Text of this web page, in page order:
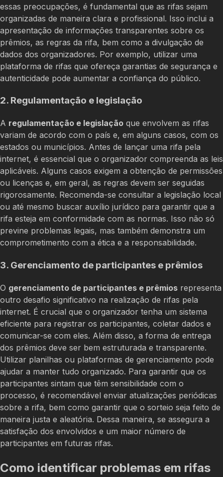
essas preocupações, é fundamental que as rifas sejam
organizadas de maneira clara e profissional. Isso inclui a
apresentação de informações transparentes sobre os
prêmios, as regras da rifa, bem como a divulgação de
dados dos organizadores. Por exemplo, utilizar uma
plataforma de rifas que ofereça garantias de segurança e
autenticidade pode aumentar a confiança do público.
2. Regulamentação e legislação
A regulamentação e legislação que envolvem as rifas
variam de acordo com o país e, em alguns casos, com os
estados ou municípios. Antes de lançar uma rifa pela
internet, é essencial que o organizador compreenda as leis
aplicáveis. Alguns casos exigem a obtenção de permissões
ou licenças e, em geral, as regras devem ser seguidas
rigorosamente. Recomenda-se consultar a legislação local
ou até mesmo buscar auxílio jurídico para garantir que a
rifa esteja em conformidade com as normas. Isso não só
previne problemas legais, mas também demonstra um
comprometimento com a ética e a responsabilidade.
3. Gerenciamento de participantes e prêmios
O gerenciamento de participantes e prêmios representa
outro desafio significativo na realização de rifas pela
internet. É crucial que o organizador tenha um sistema
eficiente para registrar os participantes, coletar dados e
comunicar-se com eles. Além disso, a forma de entrega
dos prêmios deve ser bem estruturada e transparente.
Utilizar planilhas ou plataformas de gerenciamento pode
ajudar a manter tudo organizado. Para garantir que os
participantes sintam que têm sensibilidade com o
processo, é recomendável enviar atualizações periódicas
sobre a rifa, bem como garantir que o sorteio seja feito de
maneira justa e aleatória. Dessa maneira, se assegura a
satisfação dos envolvidos e um maior número de
participantes em futuras rifas.
Como identificar problemas em rifas